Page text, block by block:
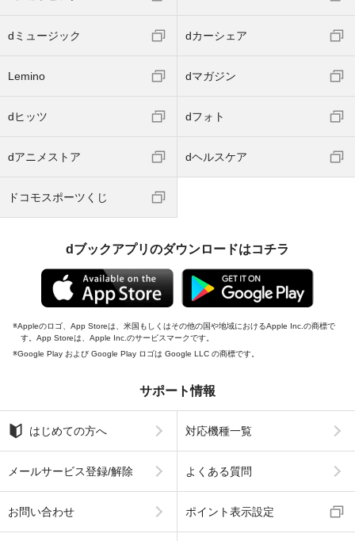
dミュージック dカーシェア
Lemino dマガジン
dヒッツ dフォト
dアニメストア dヘルスケア
ドコモスポーツくじ
dブックアプリのダウンロードはコチラ
Appleのロゴ、App Storeは、米国もしくはその他の国や地域におけるApple Inc.の商標で
す。App Storeは、Apple Inc.のサービスマークです。
Google Play および Google Play ロゴは Google LLC の商標です。
サポート情報
はじめての方へ 対応機種一覧
メールサービス登録/解除 よくある質問
お問い合わせ ポイント表示設定